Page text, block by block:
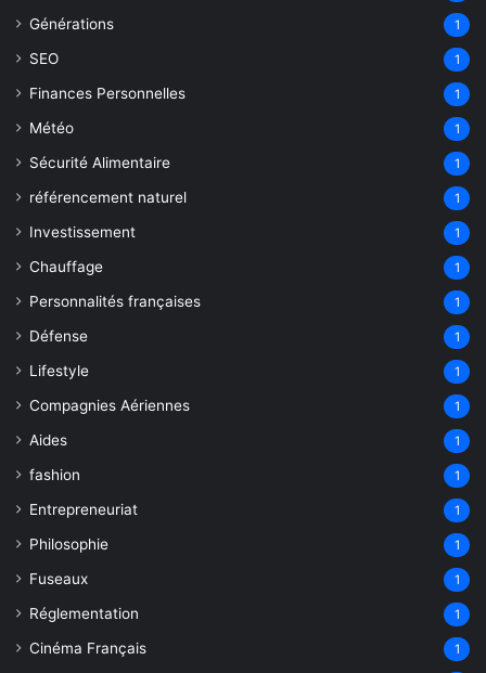
Générations 1
SEO 1
Finances Personnelles 1
Météo 1
Sécurité Alimentaire 1
référencement naturel 1
Investissement 1
Chauffage 1
Personnalités françaises 1
Défense 1
Lifestyle 1
Compagnies Aériennes 1
Aides 1
fashion 1
Entrepreneuriat 1
Philosophie 1
Fuseaux 1
Réglementation 1
Cinéma Français 1